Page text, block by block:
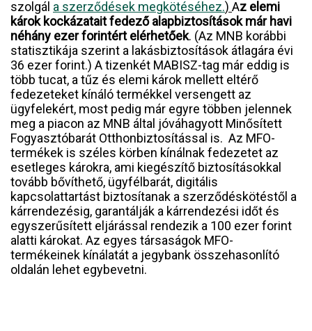
szolgál a szerződések megkötéséhez.) Az elemi
károk kockázatait fedező alapbiztosítások már havi
néhány ezer forintért elérhetőek. (Az MNB korábbi
statisztikája szerint a lakásbiztosítások átlagára évi
36 ezer forint.) A tizenkét MABISZ-tag már eddig is
több tucat, a tűz és elemi károk mellett eltérő
fedezeteket kínáló termékkel versengett az
ügyfelekért, most pedig már egyre többen jelennek
meg a piacon az MNB által jóváhagyott Minősített
Fogyasztóbarát Otthonbiztosítással is. Az MFO-
termékek is széles körben kínálnak fedezetet az
esetleges károkra, ami kiegészítő biztosításokkal
tovább bővíthető, ügyfélbarát, digitális
kapcsolattartást biztosítanak a szerződéskötéstől a
kárrendezésig, garantálják a kárrendezési időt és
egyszerűsített eljárással rendezik a 100 ezer forint
alatti károkat. Az egyes társaságok MFO-
termékeinek kínálatát a jegybank összehasonlító
oldalán lehet egybevetni.